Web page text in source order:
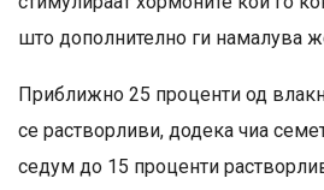
што дополнително ги намалува
Приближно 25 проценти од
се растворливи, додека чиа
седум до 15 проценти